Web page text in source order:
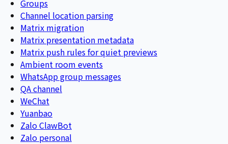
Groups
Channel location parsing
Matrix migration
Matrix presentation metadata
Matrix push rules for quiet previews
Ambient room events
WhatsApp group messages
QA channel
WeChat
Yuanbao
Zalo ClawBot
Zalo personal